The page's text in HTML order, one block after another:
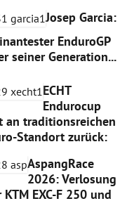
Josep Garcia:
EnduroGP
seiner Generation...
ECHT
Endurocup
an traditionsreichen
Standort zurück:
AspangRace
2026: Verlosung
EXC-F 250 und